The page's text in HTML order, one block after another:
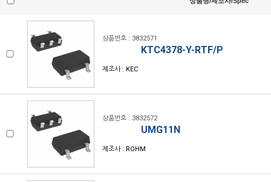
상품번호 : 3832571
KTC4378-Y-RTF/P
제조사 : KEC
상품번호 : 3832572
UMG11N
제조사 : ROHM